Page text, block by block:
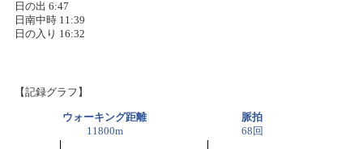
日の出 6:47
日南中時 11:39
日の入り 16:32
【記録グラフ】
ウォーキング距離
11800m
脈拍
68回